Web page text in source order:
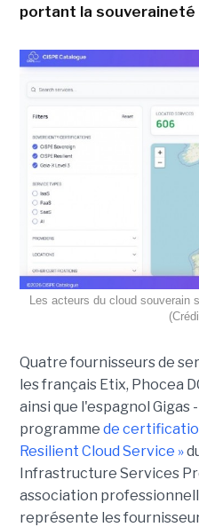
portant la souveraineté
Les acteurs du cloud souverain
Quatre fournisseurs de
les français Etix, Phocea
ainsi que l'espagnol Gigas
programme de
Resilient Cloud Service »
Infrastructure Services
association
représente les